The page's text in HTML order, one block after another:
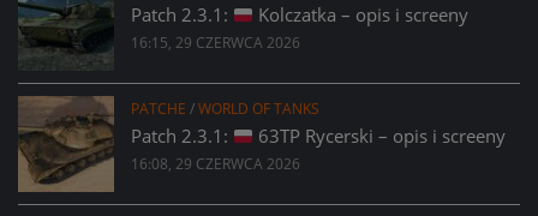
Patch 2.3.1: Kolczatka – opis i screeny
16:15, 29 CZERWCA 2026
PATCHE /WORLD OF TANKS
Patch 2.3.1: 63TP Rycerski – opis i screeny
16:08, 29 CZERWCA 2026